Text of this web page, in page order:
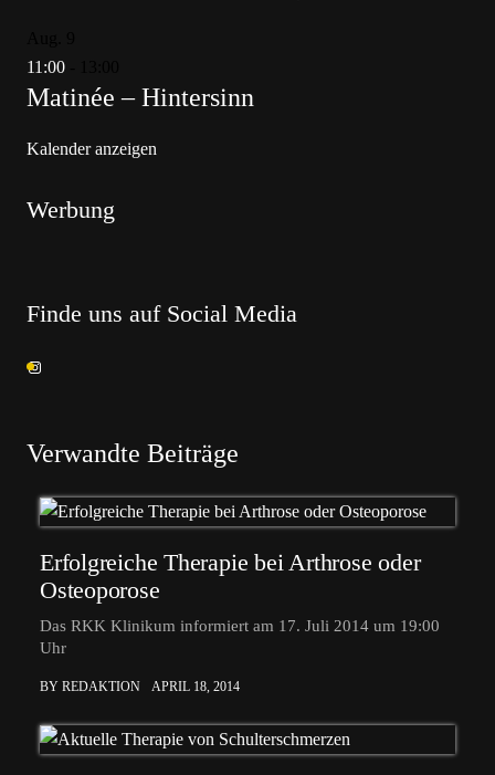
11:00
Matinée – Hintersinn
Kalender anzeigen
Werbung
Finde uns auf Social Media
Verwandte Beiträge
Erfolgreiche Therapie bei Arthrose oder
Osteoporose
Das RKK Klinikum informiert am 17. Juli 2014 um 19:00
Uhr
BY REDAKTION APRIL 18, 2014